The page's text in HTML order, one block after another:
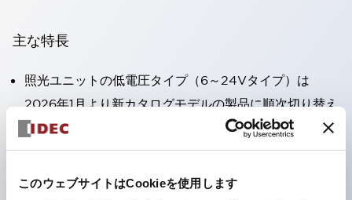
このウェブサイトはCookieを使用します
主な特長
照光ユニットの低電圧タイプ（6～24Vタイプ）は
2026年1月より新カタログモデルの製品に順次切り替え
予定
高電圧タイプのLED球が搭載可能になり、ダイレクト
タイプの定格使用電圧が最大240Vまで対応可能になり